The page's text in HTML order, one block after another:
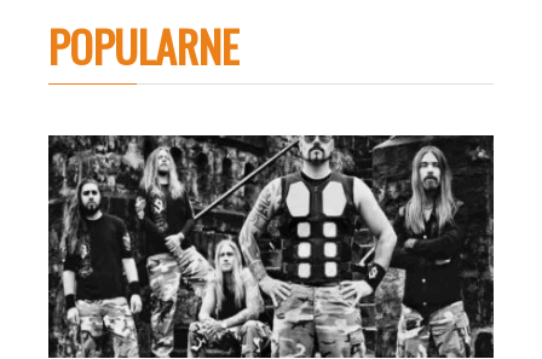
POPULARNE